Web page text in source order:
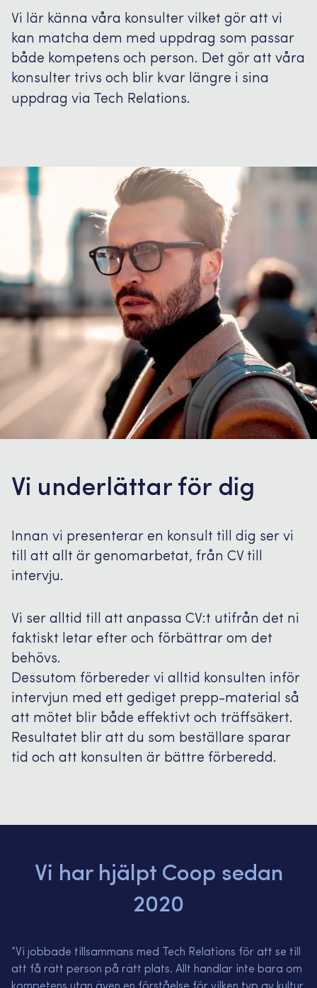
Vi lär känna våra konsulter vilket gör att vi
kan matcha dem med uppdrag som passar
både kompetens och person. Det gör att våra
konsulter trivs och blir kvar längre i sina
uppdrag via Tech Relations.
Vi underlättar för dig
Innan vi presenterar en konsult till dig ser vi
till att allt är genomarbetat, från CV till
intervju.
Vi ser alltid till att anpassa CV:t utifrån det ni
faktiskt letar efter och förbättrar om det
behövs.
Dessutom förbereder vi alltid konsulten inför
intervjun med ett gediget prepp-material så
att mötet blir både effektivt och träffsäkert.
Resultatet blir att du som beställare sparar
tid och att konsulten är bättre förberedd.
Vi har hjälpt Coop sedan
2020
”Vi jobbade tillsammans med Tech Relations för att se till
att få rätt person på rätt plats. Allt handlar inte bara om